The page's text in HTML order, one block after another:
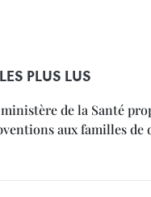
LES PLUS LUS
de la Santé
aux familles de